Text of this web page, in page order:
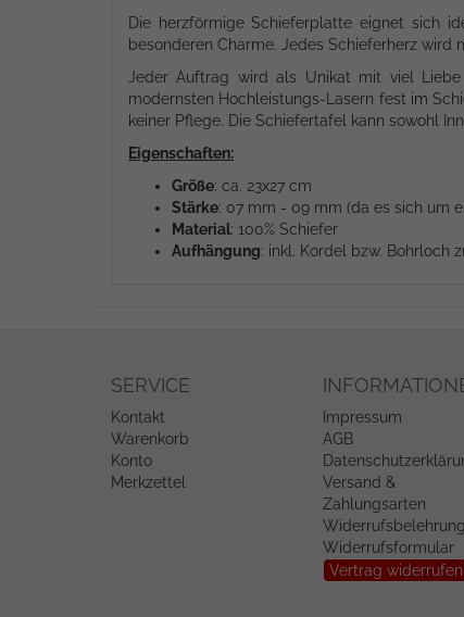
Die herzförmige Schieferplatte eignet sich
besonderen Charme. Jedes Schieferherz
Jeder Auftrag wird als Unikat mit viel
modernsten Hochleistungs-Lasern fest im
keiner Pflege. Die Schiefertafel kann sowohl
Eigenschaften:
Größe: ca. 23x27 cm
Stärke: 07 mm - 09 mm (da es sich um
Material: 100% Schiefer
Aufhängung: inkl. Kordel bzw. Bohrloch
SERVICE
Kontakt
Warenkorb
Konto
Merkzettel
Impressum
AGB
Versand &
Zahlungsarten
Widerrufsformular
Vertrag widerrufen